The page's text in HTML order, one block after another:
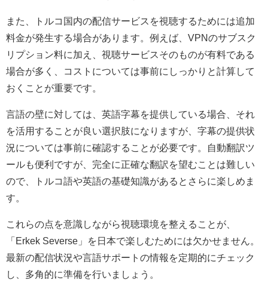
また、トルコ国内の配信サービスを視聴するためには追加
料金が発生する場合があります。例えば、VPNのサブスク
リプション料に加え、視聴サービスそのものが有料である
場合が多く、コストについては事前にしっかりと計算して
おくことが重要です。
言語の壁に対しては、英語字幕を提供している場合、それ
を活用することが良い選択肢になりますが、字幕の提供状
況については事前に確認することが必要です。自動翻訳ツ
ールも便利ですが、完全に正確な翻訳を望むことは難しい
ので、トルコ語や英語の基礎知識があるとさらに楽しめま
す。
これらの点を意識しながら視聴環境を整えることが、
「Erkek Severse」を日本で楽しむためには欠かせません。
最新の配信状況や言語サポートの情報を定期的にチェック
し、多角的に準備を行いましょう。